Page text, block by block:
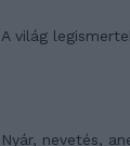
A világ
Nyár, nevetés,